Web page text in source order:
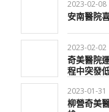
2023-02-08
安南醫院
2023-02-02
奇美醫院
程中突發
2023-01-31
柳營奇美